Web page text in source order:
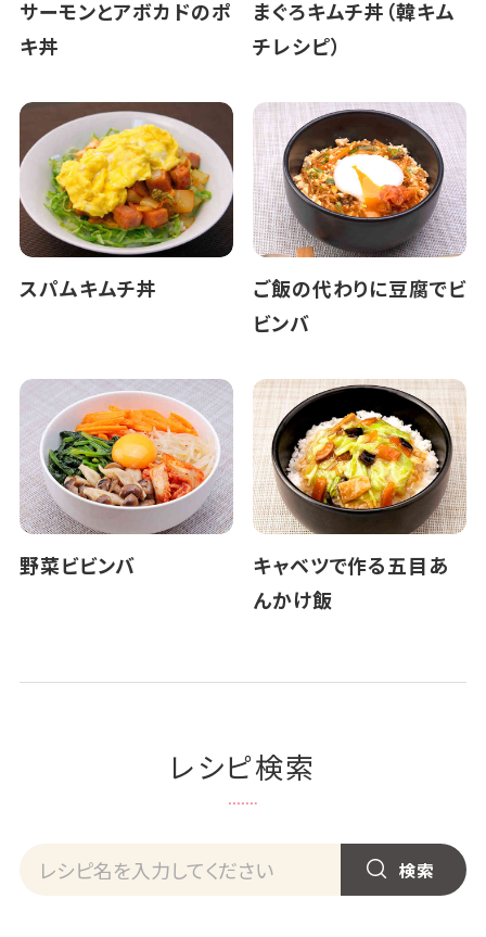
サーモンとアボカドのポ
キ丼
まぐろキムチ丼（韓キム
チレシピ）
スパムキムチ丼
ご飯の代わりに豆腐でビ
ビンバ
野菜ビビンバ
キャベツで作る五目あ
んかけ飯
レシピ検索